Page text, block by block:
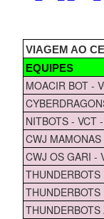
VIAGEM AO
EQUIPES
MOACIR BOT -
NITBOTS - VCT
CWJ
CWJ OS GARI -